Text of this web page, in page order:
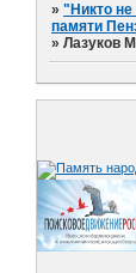
»"Никто не
памяти
»Лазуков